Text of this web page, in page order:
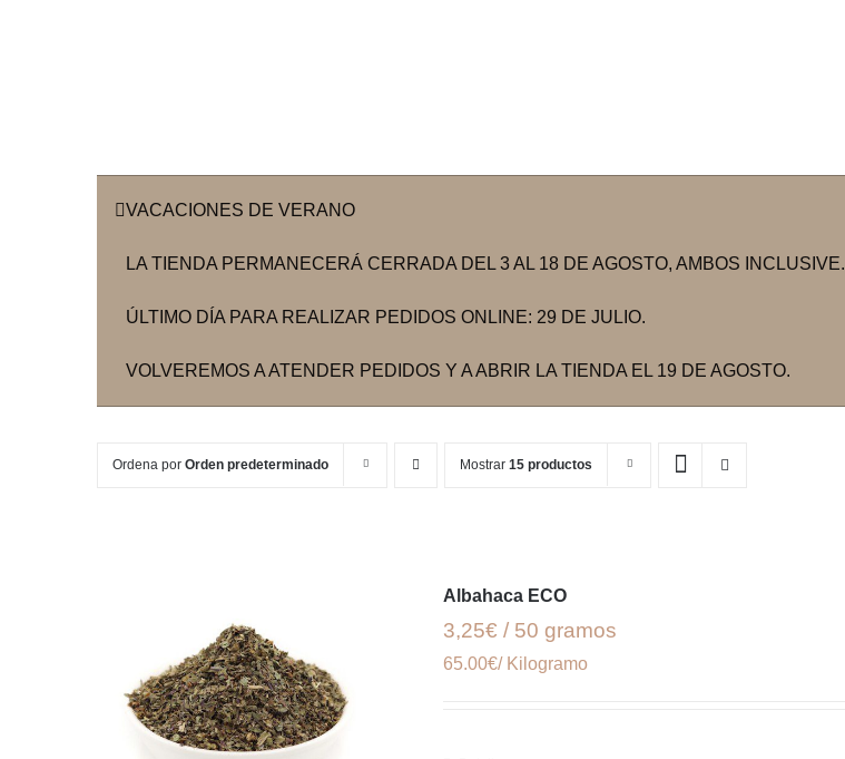
VACACIONES DE VERANO
LA TIENDA PERMANECERÁ CERRADA DEL 3 AL 18 DE AGOSTO, AMBOS INCLUSIVE.
ÚLTIMO DÍA PARA REALIZAR PEDIDOS ONLINE: 29 DE JULIO.
VOLVEREMOS A ATENDER PEDIDOS Y A ABRIR LA TIENDA EL 19 DE AGOSTO.
Ordena por Orden predeterminado Mostrar 15 productos
Albahaca ECO
3,25€ / 50 gramos
65.00€/ Kilogramo